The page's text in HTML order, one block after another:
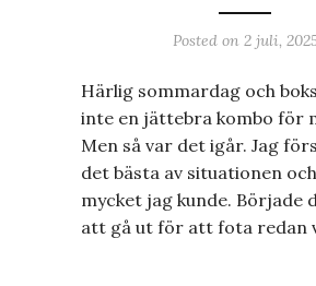
Posted on 2 juli,
Härlig sommardag och
inte en jättebra kombo för
Men så var det igår. Jag
det bästa av situationen
mycket jag kunde. Började
att gå ut för att fota redan